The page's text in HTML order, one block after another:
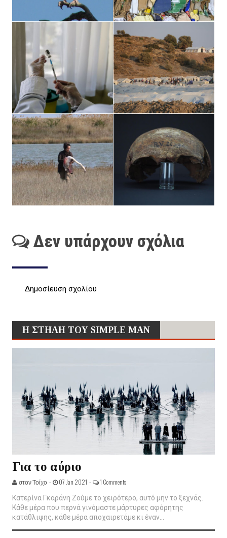
Δεν υπάρχουν σχόλια
Δημοσίευση σχολίου
Η ΣΤΗΛΗ ΤΟΥ SIMPLE MAN
Για το αύριο
στον Τοίχο - 07 Jan 2021 - 1 Comments
Κατερίνα Γκαράνη Ζούμε το χειρότερο, αυτό μην το ξεχνάς.
Κάθε μέρα που περνά γινόμαστε μάρτυρες αφόρητης
κατάθλιψης, κάθε μέρα αποχαιρετάμε κι έναν...